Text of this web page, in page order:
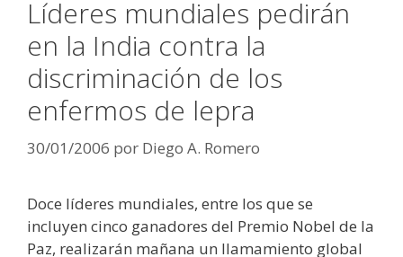
Líderes mundiales pedirán
en la India contra la
discriminación de los
enfermos de lepra
30/01/2006 por Diego A. Romero
Doce líderes mundiales, entre los que se
incluyen cinco ganadores del Premio Nobel de la
Paz, realizarán mañana un llamamiento global